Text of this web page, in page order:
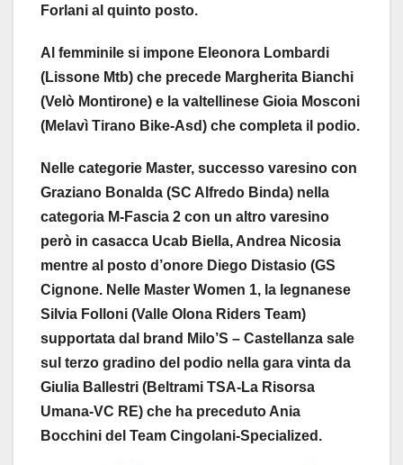
Forlani al quinto posto.
Al femminile si impone Eleonora Lombardi
(Lissone Mtb) che precede Margherita Bianchi
(Velò Montirone) e la valtellinese Gioia Mosconi
(Melavì Tirano Bike-Asd) che completa il podio.
Nelle categorie Master, successo varesino con
Graziano Bonalda (SC Alfredo Binda) nella
categoria M-Fascia 2 con un altro varesino
però in casacca Ucab Biella, Andrea Nicosia
mentre al posto d’onore Diego Distasio (GS
Cignone. Nelle Master Women 1, la legnanese
Silvia Folloni (Valle Olona Riders Team)
supportata dal brand Milo’S – Castellanza sale
sul terzo gradino del podio nella gara vinta da
Giulia Ballestri (Beltrami TSA-La Risorsa
Umana-VC RE) che ha preceduto Ania
Bocchini del Team Cingolani-Specialized.